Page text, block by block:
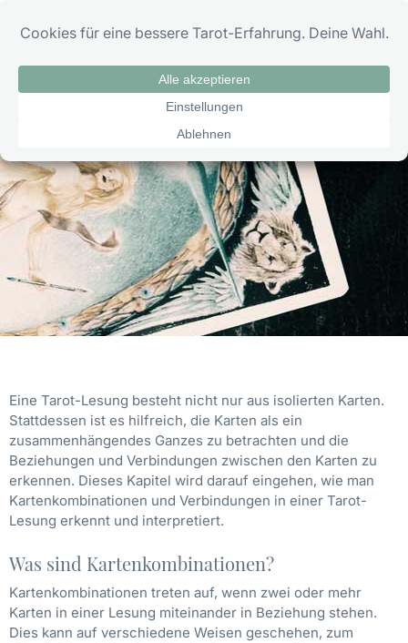
Inhalt
Tarot Kurs – 4.3. Kartenkombinationen
Eine Tarot-Lesung besteht nicht nur aus isolierten Karten.
Stattdessen ist es hilfreich, die Karten als ein
zusammenhängendes Ganzes zu betrachten und die
Beziehungen und Verbindungen zwischen den Karten zu
erkennen. Dieses Kapitel wird darauf eingehen, wie man
Kartenkombinationen und Verbindungen in einer Tarot-
Lesung erkennt und interpretiert.
Was sind Kartenkombinationen?
Kartenkombinationen treten auf, wenn zwei oder mehr
Karten in einer Lesung miteinander in Beziehung stehen.
Dies kann auf verschiedene Weisen geschehen, zum